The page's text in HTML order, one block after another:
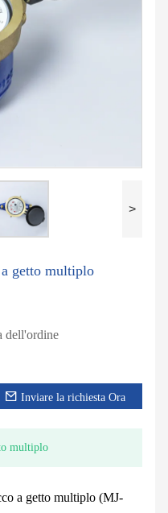
>
a getto multiplo
dell'ordine
Inviare la richiesta Ora
multiplo
a getto multiplo (MJ-